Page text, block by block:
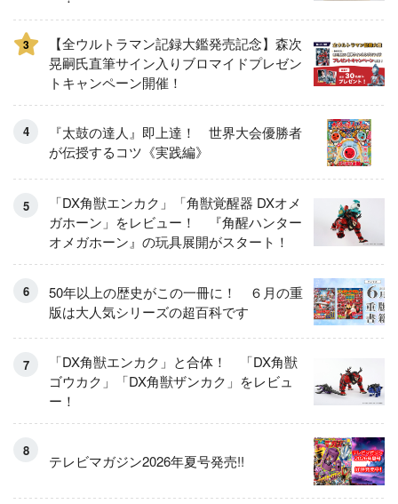
3
【全ウルトラマン記録大鑑発売記念】森次
晃嗣氏直筆サイン入りブロマイドプレゼン
トキャンペーン開催！
『太鼓の達人』即上達！ 世界大会優勝者
が伝授するコツ《実践編》
「DX角獣エンカク」「角獣覚醒器 DXオメ
ガホーン」をレビュー！ 『角醒ハンター
オメガホーン』の玩具展開がスタート！
50年以上の歴史がこの一冊に！ ６月の重
版は大人気シリーズの超百科です
「DX角獣エンカク」と合体！ 「DX角獣
ゴウカク」「DX角獣ザンカク」をレビュ
ー！
テレビマガジン2026年夏号発売!!